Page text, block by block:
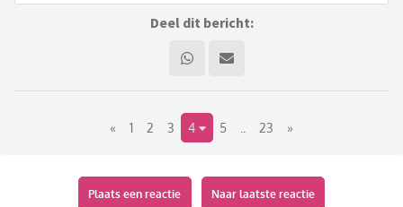
Deel dit bericht:
« 1 2 3 4 5 23 »
Plaats een reactie Naar laatste reactie